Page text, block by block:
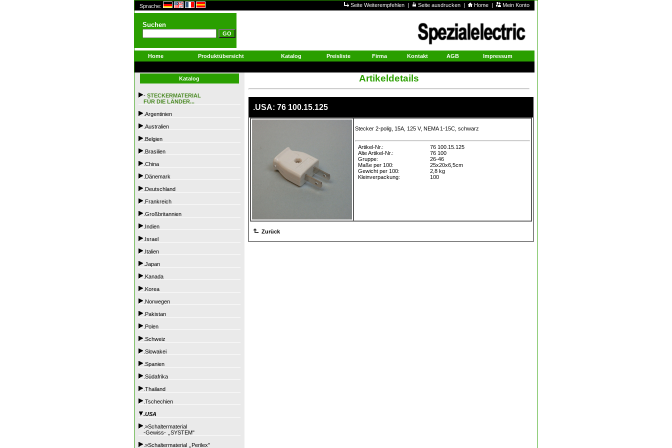
Sprache: Seite Weiterempfehlen | Seite ausdrucken | Home | Mein Konto
Suchen
Home Produktübersicht Katalog Preisliste Firma Kontakt AGB Impressum
Katalog
- STECKERMATERIAL
FÜR DIE LÄNDER...
.Argentinien
.Australien
.Belgien
.Brasilien
.China
.Dänemark
.Deutschland
.Frankreich
.Großbritannien
.Indien
.Israel
.Italien
.Japan
.Kanada
.Korea
.Norwegen
.Pakistan
.Polen
.Schweiz
.Slowakei
.Spanien
.Südafrika
.Thailand
.Tschechien
.USA
.»Schaltermaterial
-Gewiss- ,,SYSTEM"
.»Schaltermaterial ,,Perilex"
Artikeldetails
.USA: 76 100.15.125
Stecker 2-polig, 15A, 125 V, NEMA 1-15C, schwarz
Artikel-Nr.:
76 100.15.125
Alte Artikel-Nr.:
76 100
Gruppe:
26-46
Maße per 100:
25x20x6,5cm
Gewicht per 100:
2,8 kg
Kleinverpackung:
100
Zurück